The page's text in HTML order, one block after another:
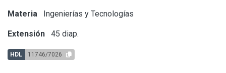
Materia Ingenierías y Tecnologías
Extensión 45 diap.
HDL 11746/7026